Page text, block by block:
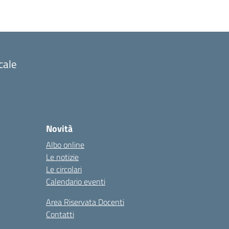
Novità
Albo online
Le notizie
Le circolari
Calendario eventi
Area Riservata Docenti
Contatti